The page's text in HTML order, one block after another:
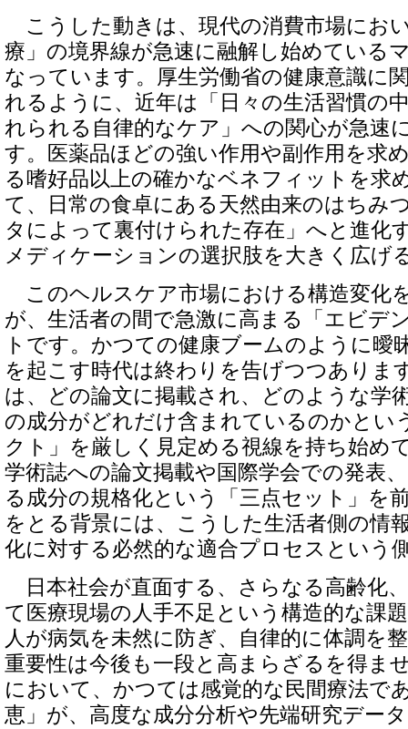
こうした動きは、現代の消費市場にお
療」の境界線が急速に融解し始めている
なっています。厚生労働省の健康意識に
れるように、近年は「日々の生活習慣の
れられる自律的なケア」への関心が急速
す。医薬品ほどの強い作用や副作用を求
る嗜好品以上の確かなベネフィットを求
て、日常の食卓にある天然由来のはちみ
タによって裏付けられた存在」へと進化
メディケーションの選択肢を大きく広げ
このヘルスケア市場における構造変化
が、生活者の間で急激に高まる「エビデ
トです。かつての健康ブームのように曖
を起こす時代は終わりを告げつつありま
は、どの論文に掲載され、どのような学
の成分がどれだけ含まれているのかとい
クト」を厳しく見定める視線を持ち始め
学術誌への論文掲載や国際学会での発表
る成分の規格化という「三点セット」を
をとる背景には、こうした生活者側の情
化に対する必然的な適合プロセスという
日本社会が直面する、さらなる高齢化
て医療現場の人手不足という構造的な課
人が病気を未然に防ぎ、自律的に体調を
重要性は今後も一段と高まらざるを得ま
において、かつては感覚的な民間療法で
恵」が、高度な成分分析や先端研究デー